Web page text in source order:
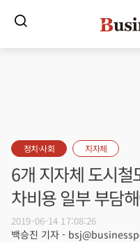
정치·사회 지자체
6개 지자체 도시
차비용 일부 부담
2019-06-14 17:08:26
백승진 기자 -